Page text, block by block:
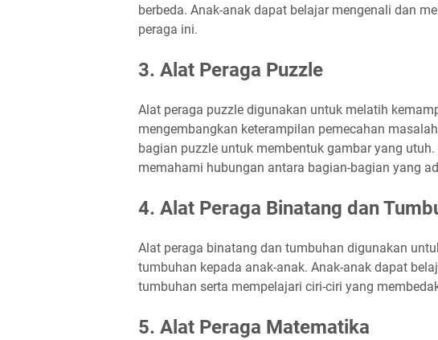
berbeda. Anak-anak dapat belajar mengenali dan
peraga ini.
3. Alat Peraga Puzzle
Alat peraga puzzle digunakan untuk melatih
mengembangkan keterampilan pemecahan
bagian puzzle untuk membentuk gambar yang
memahami hubungan antara bagian-bagian yang
4. Alat Peraga Binatang dan
Alat peraga binatang dan tumbuhan digunakan
tumbuhan kepada anak-anak. Anak-anak dapat
tumbuhan serta mempelajari ciri-ciri yang
5. Alat Peraga Matematika